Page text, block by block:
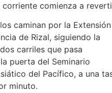
corriente comienza a
caminan por la Extensión
de Rizal, siguiendo la
carriles que pasa
puerta del Seminario
del Pacífico, a una
minuto.